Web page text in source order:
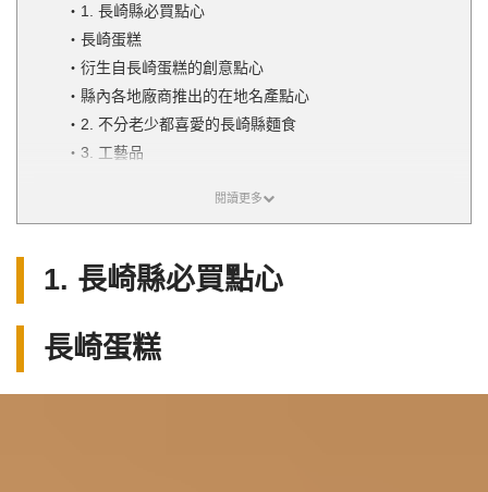
1. 長崎縣必買點心
長崎蛋糕
衍生自長崎蛋糕的創意點心
縣內各地廠商推出的在地名產點心
2. 不分老少都喜愛的長崎縣麵食
3. 工藝品
5. 方便尋找伴手禮的好去處
漫步風情迷人的街道，尋找特色伴手禮
在離島購買伴手禮
1. 長崎縣必買點心
長崎蛋糕